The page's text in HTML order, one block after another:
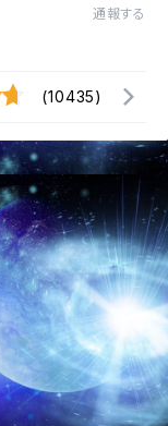
通報する
(10435)